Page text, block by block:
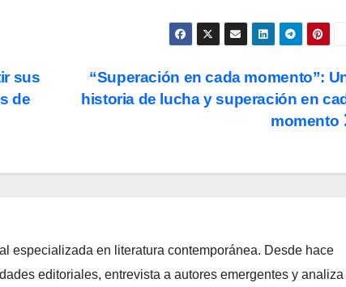
“Superación en cada momento”:
historia de lucha y superación en
momento
sus
de
especializada en literatura contemporánea. Desde hace
editoriales, entrevista a autores emergentes y analiza